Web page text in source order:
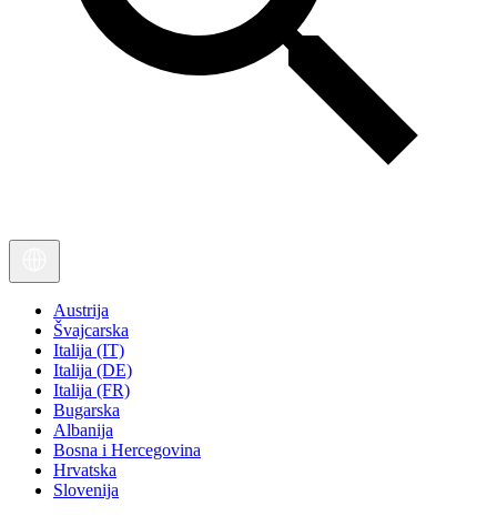
Austrija
Švajcarska
Italija (IT)
Italija (DE)
Italija (FR)
Bugarska
Albanija
Bosna i Hercegovina
Hrvatska
Slovenija